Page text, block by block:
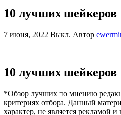
10 лучших шейкеров
7 июня, 2022 Выкл. Автор
10 лучших шейкеров
*Обзор лучших по мнению
критериях отбора. Данный
характер, не является рекламой